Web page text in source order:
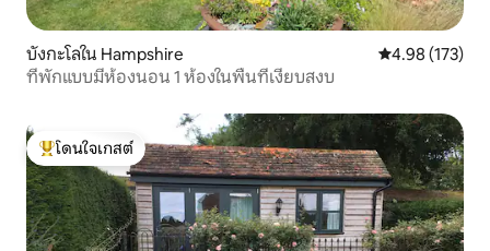
บังกะโลใน Hampshire คะแนนเฉลี่ย
4.98 (173)
ที่พักแบบมีห้องนอน 1 ห้องในพื้นที่เงียบสงบ
โดนใจเกสต์ที่สุด
โดนใจเกสต์